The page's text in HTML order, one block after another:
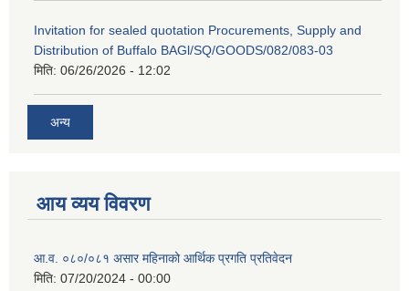
Invitation for sealed quotation Procurements, Supply and
Distribution of Buffalo BAGl/SQ/GOODS/082/083-03
मिति: 06/26/2026 - 12:02
अन्य
आय व्यय विवरण
आ.व. ०८०/०८१ असार महिनाको आर्थिक प्रगति प्रतिवेदन
मिति: 07/20/2024 - 00:00